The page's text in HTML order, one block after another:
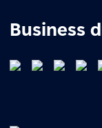
Business